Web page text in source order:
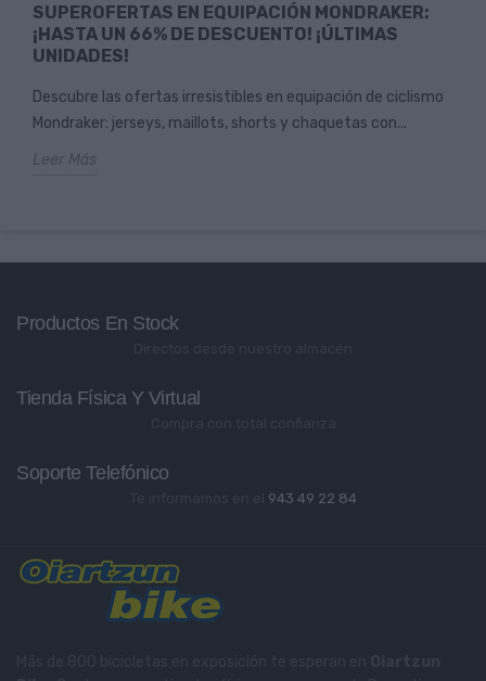
SUPEROFERTAS EN EQUIPACIÓN MONDRAKER:
¡HASTA UN 66% DE DESCUENTO! ¡ÚLTIMAS
UNIDADES!
Descubre las ofertas irresistibles en equipación de ciclismo
Mondraker: jerseys, maillots, shorts y chaquetas con...
Leer Más
Productos En Stock
Tienda Física Y Virtual
Soporte Telefónico
943 49 22 84